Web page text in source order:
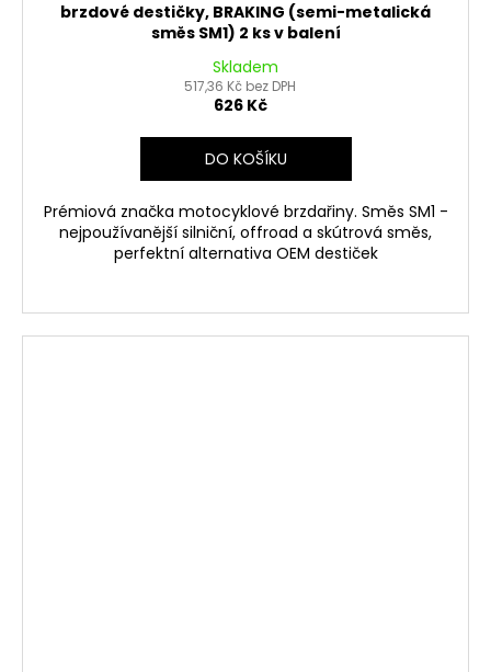
brzdové destičky, BRAKING (semi-metalická
směs SM1) 2 ks v balení
Skladem
517,36 Kč bez DPH
626 Kč
DO KOŠÍKU
Prémiová značka motocyklové brzdařiny. Směs SM1 -
nejpoužívanější silniční, offroad a skútrová směs,
perfektní alternativa OEM destiček